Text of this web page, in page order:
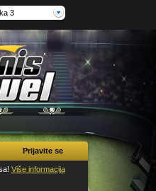
3
Prijavite se
Više informacija